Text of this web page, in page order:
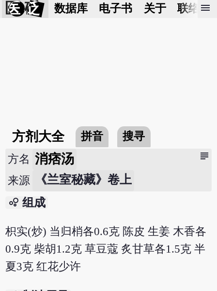
医 砭 数据库 电子书 关于 联络我
menu
方剂大全 拼音 搜寻
subject
方名 消痞汤
来源 《兰室秘藏》卷上
bubble_chart 组成
枳实(炒) 当归梢各0.6克 陈皮 生姜 木香各
0.9克 柴胡1.2克 草豆蔻 炙甘草各1.5克 半
夏3克 红花少许